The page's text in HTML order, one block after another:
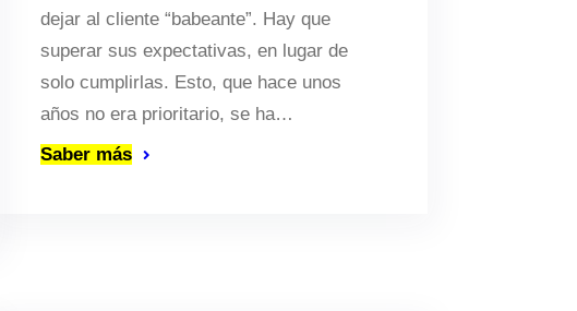
dejar al cliente “babeante”. Hay que
superar sus expectativas, en lugar de
solo cumplirlas. Esto, que hace unos
años no era prioritario, se ha…
Saber más